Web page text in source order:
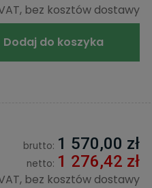
bez kosztów dostawy
Dodaj do koszyka
brutto: 1 570,00 zł
netto: 1 276,42 zł
bez kosztów dostawy